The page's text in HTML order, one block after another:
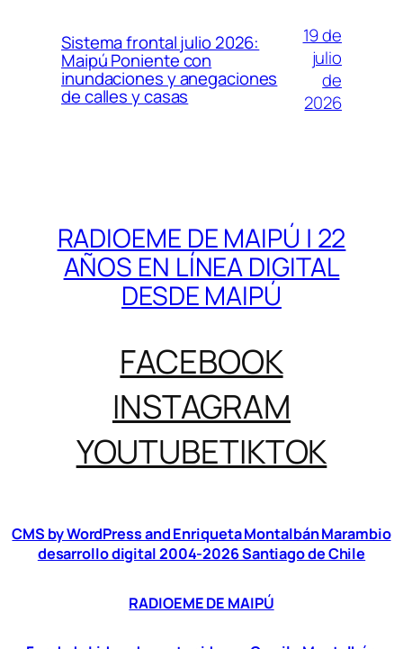
Sistema frontal julio 2026:
Maipú Poniente con
inundaciones y anegaciones
de calles y casas
19 de
julio
de
2026
RADIOEME DE MAIPÚ | 22
AÑOS EN LÍNEA DIGITAL
DESDE MAIPÚ
FACEBOOK
INSTAGRAM
YOUTUBETIKTOK
CMS by WordPress and Enriqueta Montalbán Marambio
desarrollo digital 2004-2026 Santiago de Chile
RADIOEME DE MAIPÚ